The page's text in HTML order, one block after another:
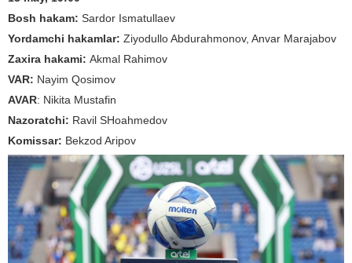
Bosh hakam: Sardor Ismatullaev
Yordamchi hakamlar: Ziyodullo Abdurahmonov, Anvar Marajabov
Zaxira hakami: Akmal Rahimov
VAR: Nayim Qosimov
AVAR: Nikita Mustafin
Nazoratchi: Ravil SHoahmedov
Komissar: Bekzod Aripov